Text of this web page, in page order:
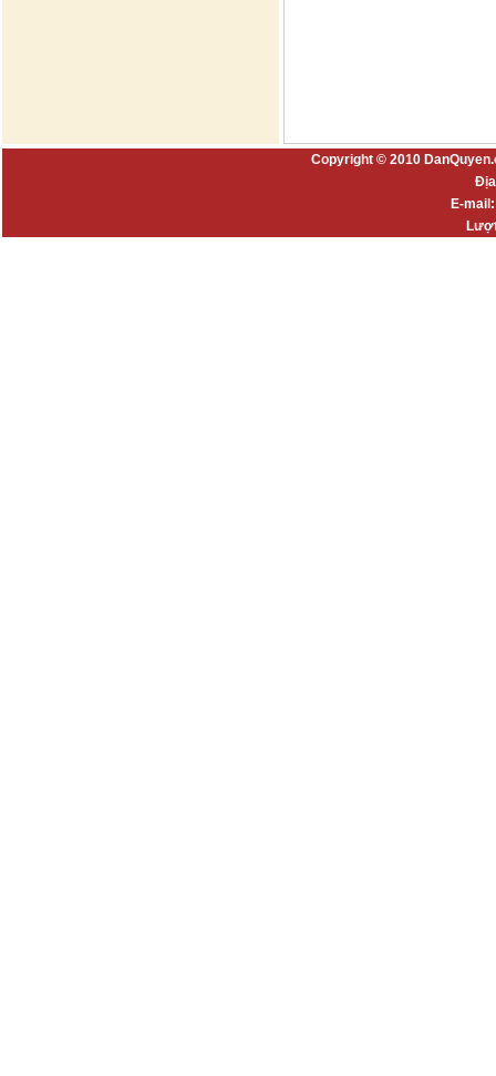
Copyright © 2010
E-